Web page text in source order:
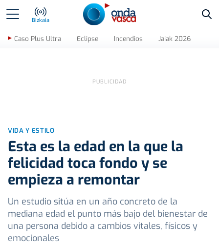
Bizkaia
Caso Plus Ultra Eclipse Incendios Jaiak 2026
VIDA Y ESTILO
Esta es la edad en la que la
felicidad toca fondo y se
empieza a remontar
Un estudio sitúa en un año concreto de la
mediana edad el punto más bajo del bienestar de
una persona debido a cambios vitales, físicos y
emocionales